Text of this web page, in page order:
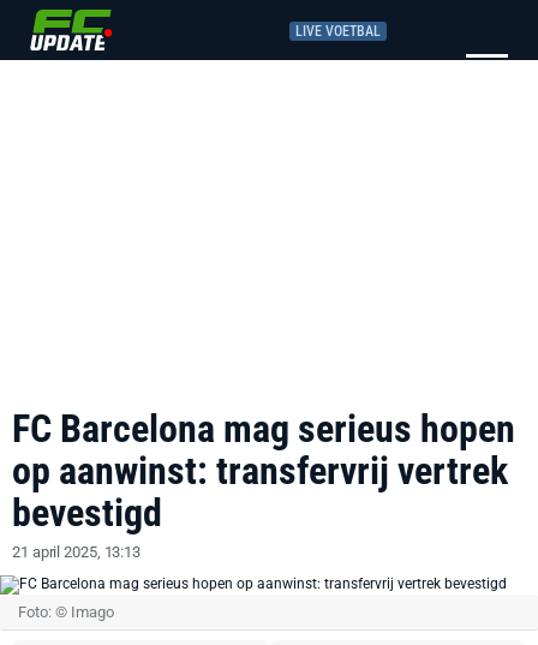
LIVE VOETBAL
FC Barcelona mag serieus hopen
op aanwinst: transfervrij vertrek
bevestigd
21 april 2025, 13:13
Foto: © Imago